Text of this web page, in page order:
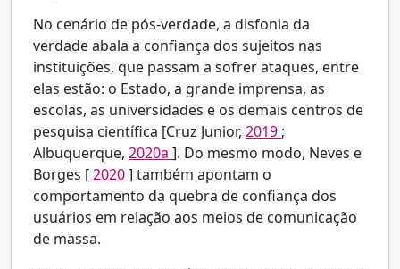
No cenário de pós-verdade, a disfonia da
verdade abala a confiança dos sujeitos nas
instituições, que passam a sofrer ataques, entre
elas estão: o Estado, a grande imprensa, as
escolas, as universidades e os demais centros de
pesquisa científica [Cruz Junior, 2019;
Albuquerque, 2020a ]. Do mesmo modo, Neves e
Borges [2020] também apontam o
comportamento da quebra de confiança dos
usuários em relação aos meios de comunicação
de massa.